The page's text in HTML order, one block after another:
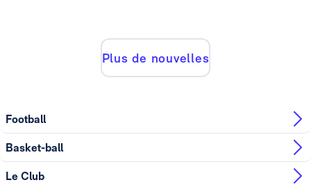
Plus de nouvelles
Football
Basket-ball
Le Club